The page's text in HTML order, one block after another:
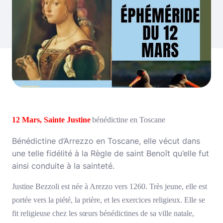
12 Mars, Sainte Justinebénédictine en Toscane
Bénédictine d’Arrezzo en Toscane, elle vécut dans
une telle fidélité à la Règle de saint Benoît qu’elle fut
ainsi conduite à la sainteté.
Justine Bezzoli est née à Arezzo vers 1260. Très jeune, elle est
portée vers la piété, la prière, et les exercices religieux. Elle se
fit religieuse chez les sœurs bénédictines de sa ville natale,